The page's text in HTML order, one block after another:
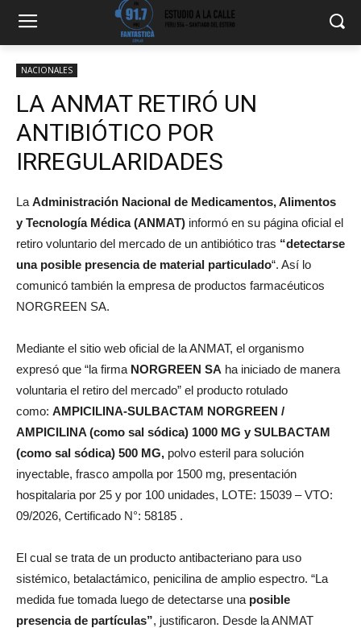
NACIONALES
LA ANMAT RETIRÓ UN
ANTIBIÓTICO POR
IRREGULARIDADES
La Administración Nacional de Medicamentos, Alimentos
y Tecnología Médica (ANMAT) informó en su página oficial el
retiro voluntario del mercado de un antibiótico tras “detectarse
una posible presencia de material particulado“. Así lo
comunicó también la empresa de productos farmacéuticos
NORGREEN SA.
Mediante el sitio web oficial de la ANMAT, el organismo
expresó que “la firma NORGREEN SA ha iniciado de manera
voluntaria el retiro del mercado” el producto rotulado
como: AMPICILINA-SULBACTAM NORGREEN /
AMPICILINA (como sal sódica) 1000 MG y SULBACTAM
(como sal sódica) 500 MG, polvo esteril para solución
inyectable, frasco ampolla por 1500 mg, presentación
hospitalaria por 25 y por 100 unidades, LOTE: 15039 – VTO:
09/2026, Certificado N°: 58185 .
El cual se trata de un producto antibacteriano para uso
sistémico, betalactámico, penicilina de amplio espectro. “La
medida fue tomada luego de detectarse una posible
presencia de partículas”, justificaron. Desde la ANMAT